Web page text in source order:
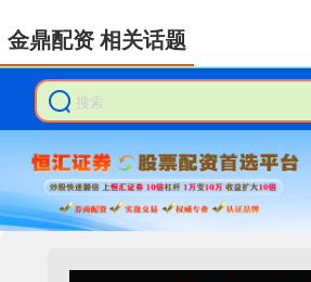
金鼎配资 相关话题